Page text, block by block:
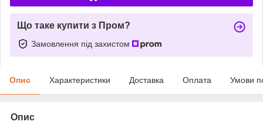
Що таке купити з Пром?
Замовлення під захистом
Опис Характеристики Доставка Оплата Умови
Опис